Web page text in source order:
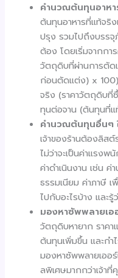
คำนวณต้นทุนอาห
ต้นทุนอาหารที่แท้จริ
ปรุง รวมไปถึงบรร
ต้อง โดยเริ่มจากกา
วัตถุดิบที่ผ่านการตั
ก่อนตัดแต่ง) x
จริง (ราคาวัตถุดิบที่
ทุนต่อจาน (ต้นทุนที่
คำนวณต้นทุนอื่นๆ
เจ้าของร้านต้องลิส
ไม่ว่าจะเป็นค่าแรงพ
ค่าดำเนินงาน เช่น ค่
ธรรมเนียม ค่าภาษี เ
ไปกับอะไรบ้าง และ
มองหาซัพพลายเอ
วัตถุดิบหายาก ราค
ต้นทุนเพิ่มขึ้น และกำ
มองหาซัพพลายเออร์
ลพิเศษมากกว่าเจ้า